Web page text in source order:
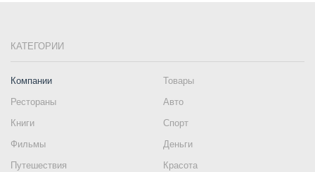
КАТЕГОРИИ
Компании
Товары
Рестораны
Авто
Книги
Спорт
Фильмы
Деньги
Путешествия
Красота